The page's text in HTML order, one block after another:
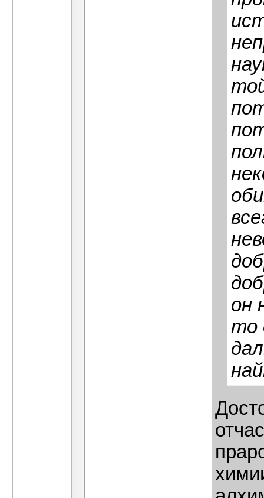
он
то